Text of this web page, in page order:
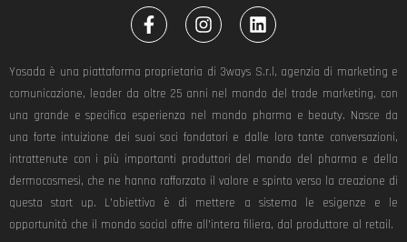
F
a
c
e
b
o
o
k
-
f
I
n
s
t
a
g
r
a
m
L
i
n
k
e
d
i
n
Yosada è una piattaforma proprietaria di 3ways S.r.l, agenzia di marketing e
comunicazione, leader da oltre 25 anni nel mondo del trade marketing, con
una grande e specifica esperienza nel mondo pharma e beauty. Nasce da
una forte intuizione dei suoi soci fondatori e dalle loro tante conversazioni,
intrattenute con i più importanti produttori del mondo del pharma e della
dermocosmesi, che ne hanno rafforzato il valore e spinto verso la creazione di
questa start up. L’obiettivo è di mettere a sistema le esigenze e le
opportunità che il mondo social offre all’intera filiera, dal produttore al retail.